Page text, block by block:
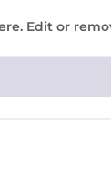
Edit or